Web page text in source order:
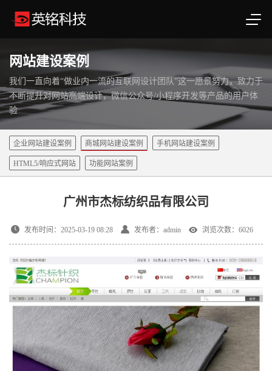
网站建设案例
我们一直向着“做业内一流的互联网设计团队”这一愿景努力，致力于
不断提升对网站高端设计，微信公众号/小程序开发等产品的用户体
验
企业网站建设案例 商城网站建设案例 手机网站建设案例
HTML5/响应式网站 功能网站案例
广州市杰标纺织品有限公司
发布时间：2025-03-19 08:28 发布者：admin 浏览次数：6026